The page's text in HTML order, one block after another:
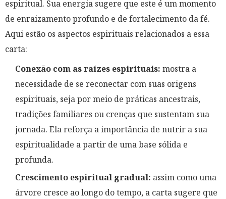
espiritual. Sua energia sugere que este é um momento
de enraizamento profundo e de fortalecimento da fé.
Aqui estão os aspectos espirituais relacionados a essa
carta:
Conexão com as raízes espirituais: mostra a
necessidade de se reconectar com suas origens
espirituais, seja por meio de práticas ancestrais,
tradições familiares ou crenças que sustentam sua
jornada. Ela reforça a importância de nutrir a sua
espiritualidade a partir de uma base sólida e
profunda.
Crescimento espiritual gradual: assim como uma
árvore cresce ao longo do tempo, a carta sugere que